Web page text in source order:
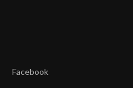
Facebook